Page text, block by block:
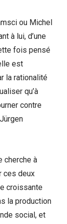
ou Michel
à lui, d’une
fois pensé
est
la rationalité
qu’à
contre
cherche à
ces deux
croissante
la production
social, et